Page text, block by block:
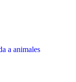
a animales